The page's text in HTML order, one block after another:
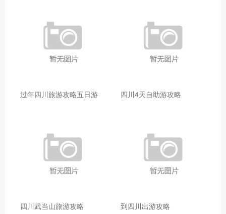
过年四川旅游攻略五日游 四川4天自助游攻略
四川武当山旅游攻略 到四川出游攻略